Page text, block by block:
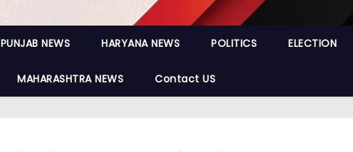
PUNJAB NEWS HARYANA NEWS POLITICS ELECTION
MAHARASHTRA NEWS Contact US